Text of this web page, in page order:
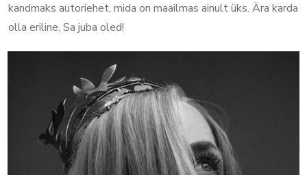
kandmaks autoriehet, mida on maailmas ainult üks. Ära karda
olla eriline, Sa juba oled!